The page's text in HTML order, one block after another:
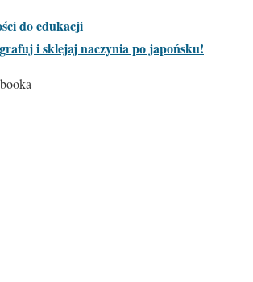
do edukacji
i sklejaj naczynia po japońsku!